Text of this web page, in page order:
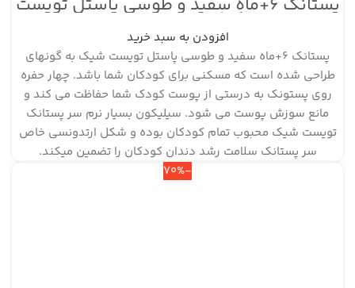
پستانک ۶+ماه سفید و طوسی پاستل تویست
شیک بسته ۲ عددی
افزودن به سبد خرید
پستانک ۶+ماه سفید و طوسی پاستل تویست شیک به گونه‎ای
طراحی شده است که مسکنی برای کودکان شما باشد. چهار حفره
روی پستونک به درستی از پوست کودک شما حفاظت می کند و
مانع سوزش پوست می شود. سیلیکون بسیار نرم سر پستانک
تویست شیک محبوب تمام کودکان بوده و شکل ارتدونسی خاص
سر پستانک سلامت رشد دندان کودکان را تضمین می‎کند.
-70%